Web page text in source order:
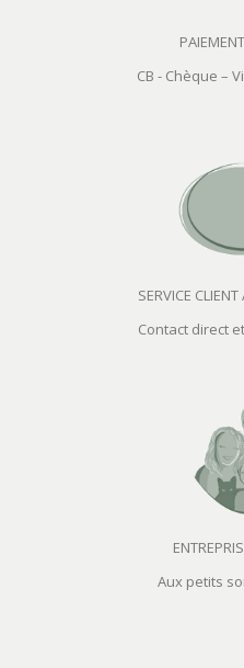
CB - Chèque –
SERVICE
Contact direct
Aux petits